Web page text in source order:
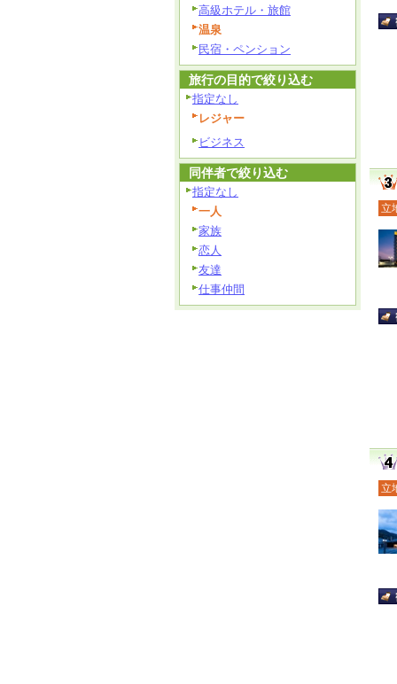
立
立
高級ホテル・旅館
温泉
民宿・ペンション
旅行の目的で絞り込む
指定なし
レジャー
ビジネス
同伴者で絞り込む
指定なし
一人
家族
恋人
友達
仕事仲間